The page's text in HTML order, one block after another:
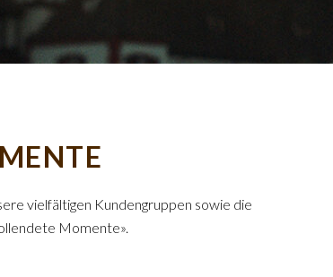
vielfältigen Kundengruppen sowie die
Momente».